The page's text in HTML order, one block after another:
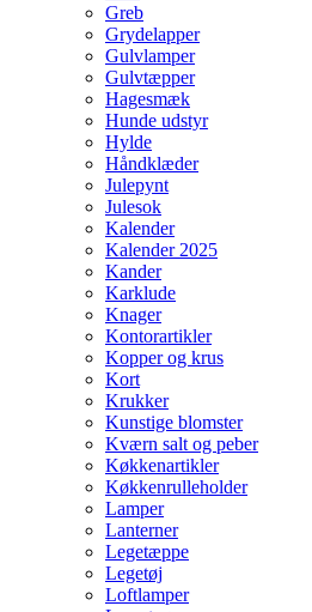
Greb
Grydelapper
Gulvlamper
Gulvtæpper
Hagesmæk
Hunde udstyr
Hylde
Håndklæder
Julepynt
Julesok
Kalender
Kalender 2025
Kander
Karklude
Knager
Kontorartikler
Kopper og krus
Kort
Krukker
Kunstige blomster
Kværn salt og peber
Køkkenartikler
Køkkenrulleholder
Lamper
Lanterner
Legetæppe
Legetøj
Loftlamper